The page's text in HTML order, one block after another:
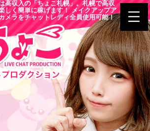
高収入の「ちょこ札幌」。札幌で高収
しく簡単に稼げます！ メイクアップア
メラをチャットレディ全員使用可能！